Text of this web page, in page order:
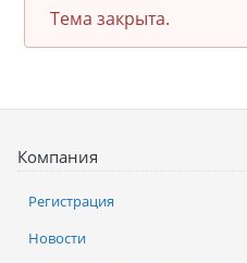
Тема закрыта.
Компания
Регистрация
Новости